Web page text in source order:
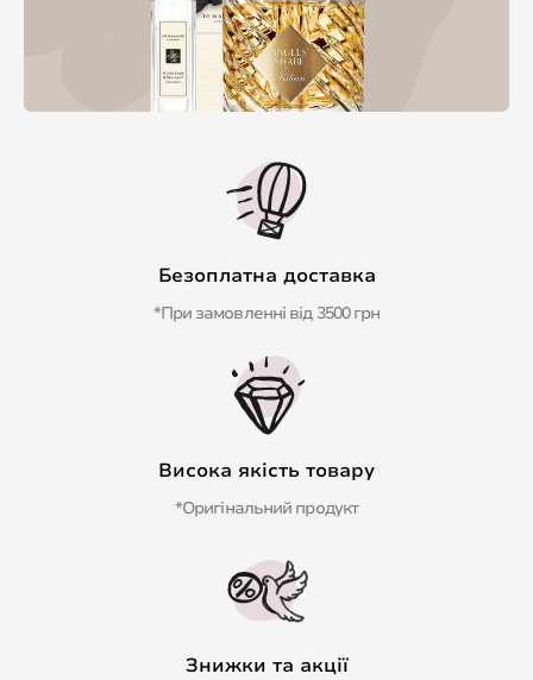
Безоплатна доставка
*При замовленні від 3500 грн
Висока якість товару
*Оригінальний продукт
Знижки та акції